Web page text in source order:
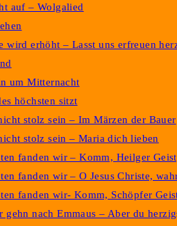
auf – Wolgalied
wird erhöht – Lasst uns erfreuen
um Mitternacht
höchsten sitzt
stolz sein – Im Märzen der Bauer
stolz sein – Maria dich lieben
fanden wir – Komm, Heilger
fanden wir – O Jesus Christe,
fanden wir- Komm, Schöpfer
gehn nach Emmaus – Aber du